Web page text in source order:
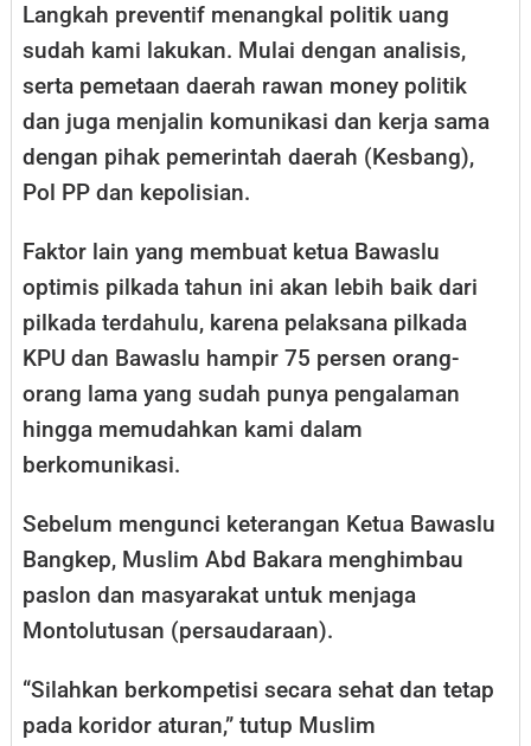
Langkah preventif menangkal politik uang
sudah kami lakukan. Mulai dengan analisis,
serta pemetaan daerah rawan money politik
dan juga menjalin komunikasi dan kerja sama
dengan pihak pemerintah daerah (Kesbang),
Pol PP dan kepolisian.
Faktor lain yang membuat ketua Bawaslu
optimis pilkada tahun ini akan lebih baik dari
pilkada terdahulu, karena pelaksana pilkada
KPU dan Bawaslu hampir 75 persen orang-
orang lama yang sudah punya pengalaman
hingga memudahkan kami dalam
berkomunikasi.
Sebelum mengunci keterangan Ketua Bawaslu
Bangkep, Muslim Abd Bakara menghimbau
paslon dan masyarakat untuk menjaga
Montolutusan (persaudaraan).
“Silahkan berkompetisi secara sehat dan tetap
pada koridor aturan,” tutup Muslim